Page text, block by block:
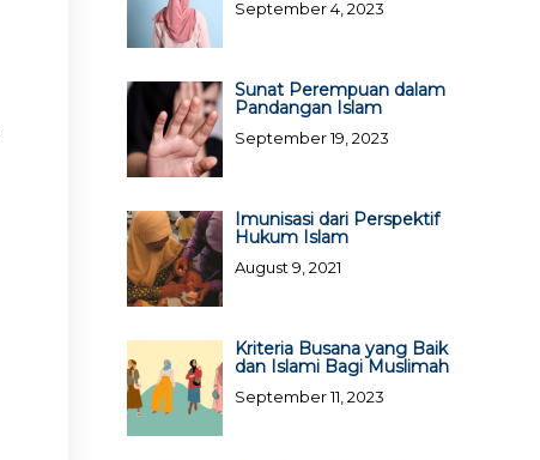
September 4, 2023
Sunat Perempuan dalam
Pandangan Islam
September 19, 2023
Imunisasi dari Perspektif
Hukum Islam
August 9, 2021
Kriteria Busana yang Baik
dan Islami Bagi Muslimah
September 11, 2023